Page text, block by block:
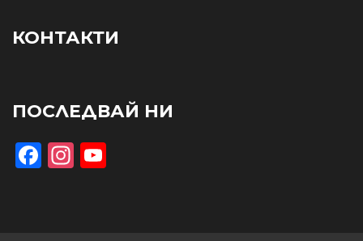
КОНТАКТИ
ПОСЛЕДВАЙ НИ
Facebook
Instagram